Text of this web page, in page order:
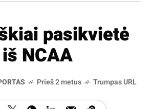
pasikvietė
NCAA
Prieš 2 metus Trumpas URL